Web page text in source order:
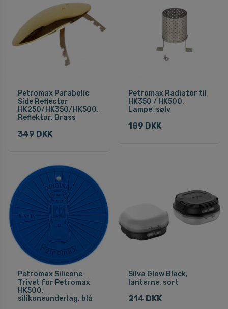
Petromax Parabolic
Side Reflector
HK250/HK350/HK500,
Reflektor, Brass
349 DKK
Petromax Radiator til
HK350 / HK500,
Lampe, sølv
189 DKK
Petromax Silicone
Trivet for Petromax
HK500,
silikoneunderlag, blå
Silva Glow Black,
lanterne, sort
214 DKK